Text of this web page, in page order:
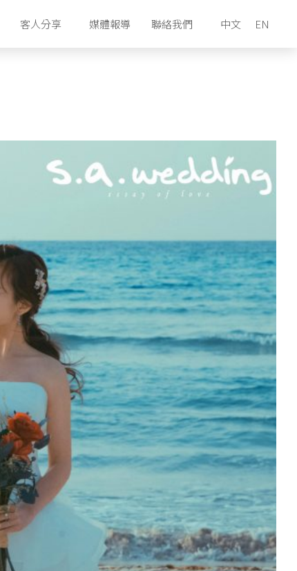
客人分享 媒體報導 聯絡我們 中文 EN